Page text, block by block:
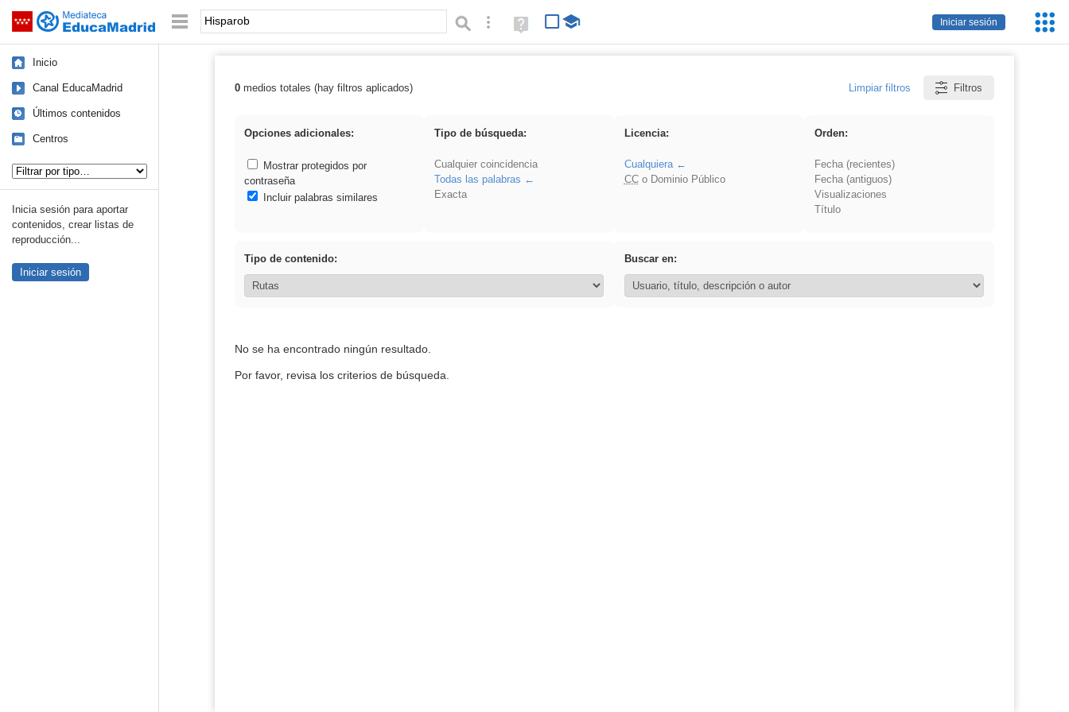
Saltar navegación
Iniciar sesión
Palabra o frase: Búsqueda avanzada
Ayuda
(en
Inicio
Canal EducaMadrid
Últimos contenidos
Centros
Inicia sesión para aportar
contenidos, crear listas de
reproducción...
Iniciar sesión
Resultados de: Hisparob
0medios totales (hay filtros aplicados) Limpiar filtros Filtros
Opciones adicionales:
Mostrar protegidos por
contraseña
Incluir palabras similares
Tipo de búsqueda:
Cualquier coincidencia
Todas las palabras
Exacta
Licencia:
Cualquiera
CCo Dominio Público
Orden:
Fecha (recientes)
Fecha (antiguos)
Visualizaciones
Título
Tipo de contenido: Buscar en:
No se ha encontrado ningún resultado.
Por favor, revisa los criterios de búsqueda.